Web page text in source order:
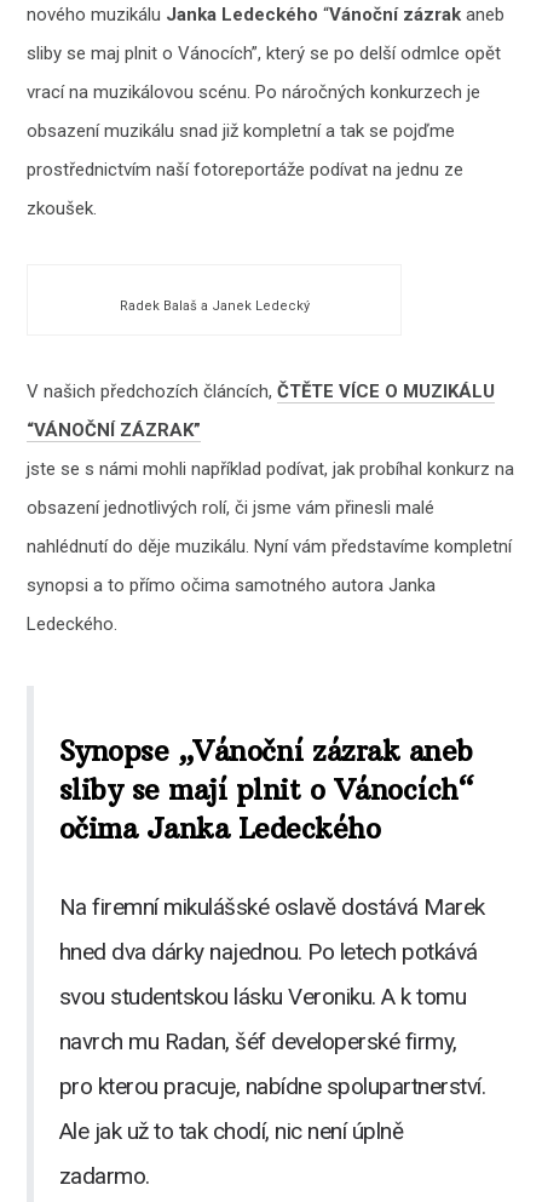
nového muzikálu Janka Ledeckého “Vánoční zázrak aneb
sliby se maj plnit o Vánocích”, který se po delší odmlce opět
vrací na muzikálovou scénu. Po náročných konkurzech je
obsazení muzikálu snad již kompletní a tak se pojďme
prostřednictvím naší fotoreportáže podívat na jednu ze
zkoušek.
Radek Balaš a Janek Ledecký
V našich předchozích článcích,ČTĚTE VÍCE O MUZIKÁLU
“VÁNOČNÍ ZÁZRAK”
jste se s námi mohli například podívat, jak probíhal konkurz na
obsazení jednotlivých rolí, či jsme vám přinesli malé
nahlédnutí do děje muzikálu. Nyní vám představíme kompletní
synopsi a to přímo očima samotného autora Janka
Ledeckého.
Synopse „Vánoční zázrak aneb
sliby se mají plnit o Vánocích“
očima Janka Ledeckého
Na firemní mikulášské oslavě dostává Marek
hned dva dárky najednou. Po letech potkává
svou studentskou lásku Veroniku. A k tomu
navrch mu Radan, šéf developerské firmy,
pro kterou pracuje, nabídne spolupartnerství.
Ale jak už to tak chodí, nic není úplně
zadarmo.